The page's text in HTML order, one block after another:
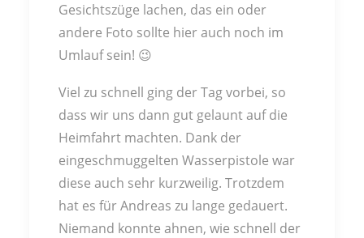
Gesichtszüge lachen, das ein oder
andere Foto sollte hier auch noch im
Umlauf sein! 😉
Viel zu schnell ging der Tag vorbei, so
dass wir uns dann gut gelaunt auf die
Heimfahrt machten. Dank der
eingeschmuggelten Wasserpistole war
diese auch sehr kurzweilig. Trotzdem
hat es für Andreas zu lange gedauert.
Niemand konnte ahnen, wie schnell der